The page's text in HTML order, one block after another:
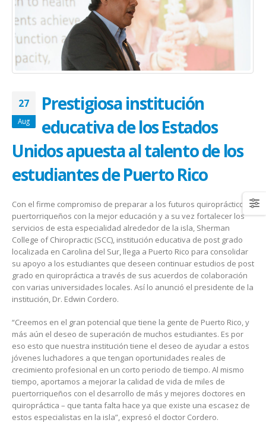
27
Aug
Prestigiosa institución
educativa de los Estados
Unidos apuesta al talento de los
estudiantes de Puerto Rico
Con el firme compromiso de preparar a los futuros quiroprácticos
puertorriqueños con la mejor educación y a su vez fortalecer los
servicios de esta especialidad alrededor de la isla, Sherman
College of Chiropractic (SCC), institución educativa de post grado
localizada en Carolina del Sur, llega a Puerto Rico para consolidar
su apoyo a los estudiantes que deseen continuar estudios de post
grado en quiropráctica a través de sus acuerdos de colaboración
con varias universidades locales. Así lo anunció el presidente de la
institución, Dr. Edwin Cordero.
“Creemos en el gran potencial que tiene la gente de Puerto Rico, y
más aún el deseo de superación de muchos estudiantes. Es por
eso esto que nuestra institución tiene el deseo de ayudar a estos
jóvenes luchadores a que tengan oportunidades reales de
crecimiento profesional en un corto periodo de tiempo. Al mismo
tiempo, aportamos a mejorar la calidad de vida de miles de
puertorriqueños con el desarrollo de más y mejores doctores en
quiropráctica – que tanta falta hace ya que existe una escasez de
estos especialistas en la isla”, expresó el doctor Cordero.
abrazar la salud oncológica
May 28, 2026